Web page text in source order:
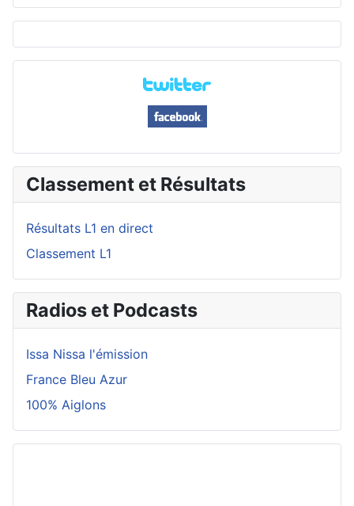
Classement et Résultats
Résultats L1 en direct
Classement L1
Radios et Podcasts
Issa Nissa l'émission
France Bleu Azur
100% Aiglons